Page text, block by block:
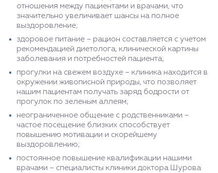
отношения между пациентами и врачами, что
значительно увеличивает шансы на полное
выздоровление;
здоровое питание – рацион составляется с учетом
рекомендацией диетолога, клинической картины
заболевания и потребностей пациента;
прогулки на свежем воздухе – клиника находится в
окружении живописной природы, что позволяет
нашим пациентам получать заряд бодрости от
прогулок по зеленым аллеям;
неограниченное общение с родственниками –
частое посещение близких способствует
повышению мотивации и скорейшему
выздоровлению;
постоянное повышение квалификации нашими
врачами – специалисты клиники доктора Шурова